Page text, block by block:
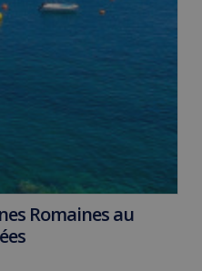
Romaines au